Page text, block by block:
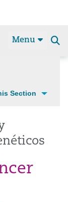
Menu
Section